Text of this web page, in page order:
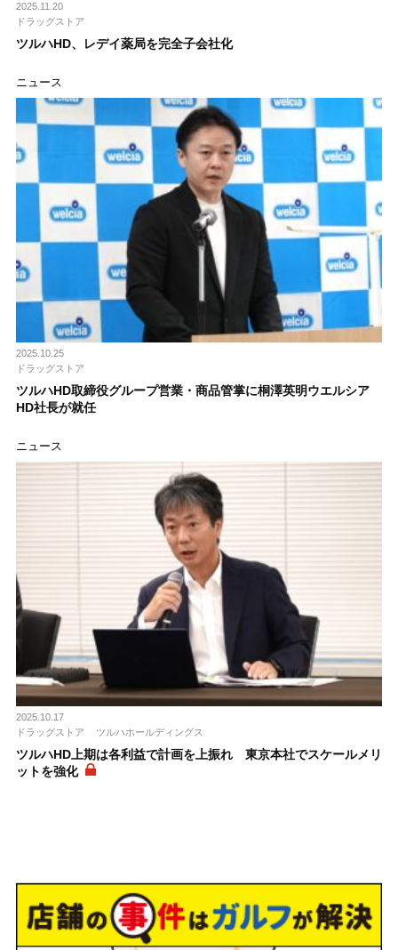
2025.11.20
ドラッグストア
ツルハHD、レデイ薬局を完全子会社化
ニュース
2025.10.25
ドラッグストア
ツルハHD取締役グループ営業・商品管掌に桐澤英明ウエルシア
HD社長が就任
ニュース
2025.10.17
ドラッグストア
ツルハホールディングス
ツルハHD上期は各利益で計画を上振れ 東京本社でスケールメリ
ットを強化